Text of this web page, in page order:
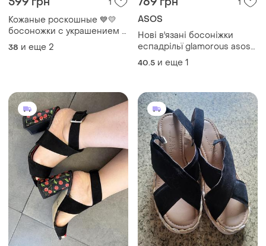
1
Кожаные роскошные 💙💛
босоножки с украшением и
на каблуке
38 и еще 2
1
ASOS
Нові в'язані босоніжки
еспадрільї glamorous asos
на платформі
40.5 и еще 1